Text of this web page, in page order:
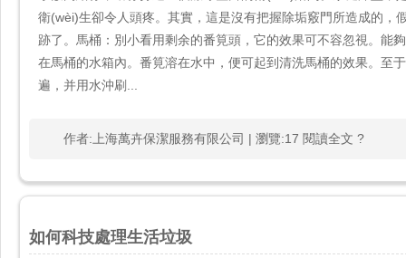
衛(wèi)生卻令人頭疼。其實，這是沒有把握除垢竅門所造成的，
跡了。馬桶：別小看用剩余的番筧頭，它的效果可不容忽視
在馬桶的水箱內。番筧溶在水中，便可起到清洗馬桶的效果
遍，并用水沖刷...
作者:上海萬卉保潔服務有限公司 | 瀏覽:17 閱讀全文 ?
如何科技處理生活垃圾